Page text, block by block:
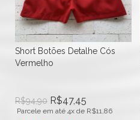
Short Botões Detalhe Cós
Vermelho
R$94,90 R$47,45
Parcele em até 4x de R$11,86